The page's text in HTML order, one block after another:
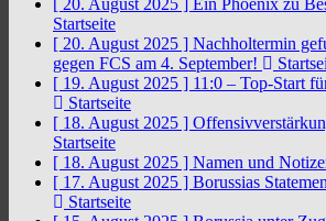
[ 20. August 2025 ] Ein Phoenix zu
Startseite
[ 20. August 2025 ] Nachholtermin
gegen FCS am 4. September!
[ 19. August 2025 ] 11:0 – Top-Start
Startseite
[ 18. August 2025 ]
Startseite
[ 18. August 2025 ] Namen und
[ 17. August 2025 ] Borussias
Startseite